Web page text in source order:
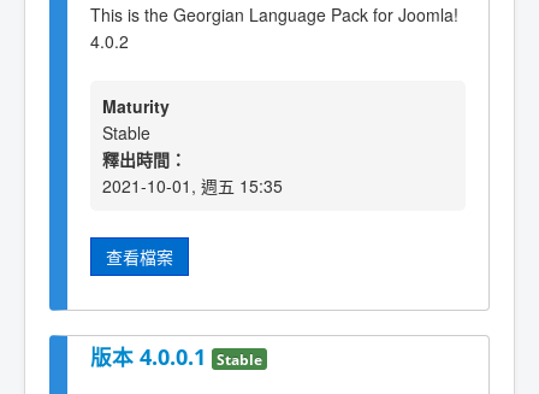
This is the Georgian Language Pack for Joomla!
4.0.2
Maturity
Stable
釋出時間：
2021-10-01, 週五 15:35
查看檔案
版本 4.0.0.1 Stable